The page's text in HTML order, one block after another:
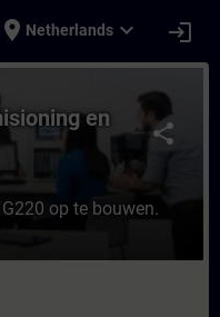
place Netherlands expand_more login
-
share
en
op te bouwen.